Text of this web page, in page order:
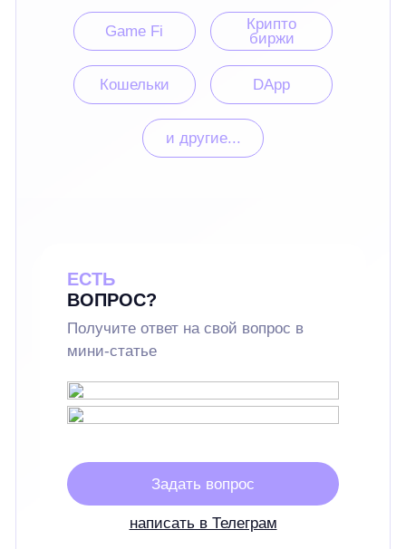
Game Fi
Крипто
биржи
Кошельки DApp
и другие...
ЕСТЬ
ВОПРОС?
Получите ответ на свой вопрос в
мини-статье
Задать вопрос
написать в Телеграм